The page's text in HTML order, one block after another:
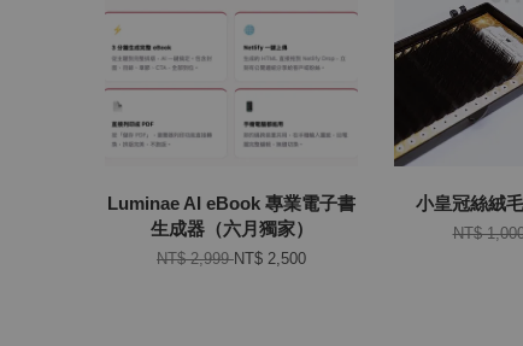
Luminae AI eBook 專業電子書
生成器（六月獨家）
NT$ 2,999NT$ 2,500
小皇冠絲絨
NT$